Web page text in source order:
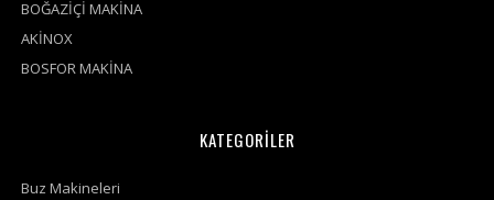
BOĞAZİÇİ MAKİNA
AKİNOX
BOSFOR MAKİNA
KATEGORİLER
Buz Makineleri